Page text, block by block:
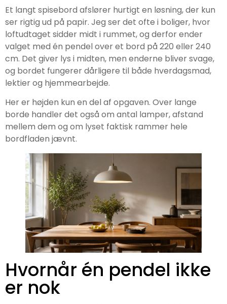
Et langt spisebord afslører hurtigt en løsning, der kun
ser rigtig ud på papir. Jeg ser det ofte i boliger, hvor
loftudtaget sidder midt i rummet, og derfor ender
valget med én pendel over et bord på 220 eller 240
cm. Det giver lys i midten, men enderne bliver svage,
og bordet fungerer dårligere til både hverdagsmad,
lektier og hjemmearbejde.
Her er højden kun en del af opgaven. Over lange
borde handler det også om antal lamper, afstand
mellem dem og om lyset faktisk rammer hele
bordfladen jævnt.
Hvornår én pendel ikke
er nok